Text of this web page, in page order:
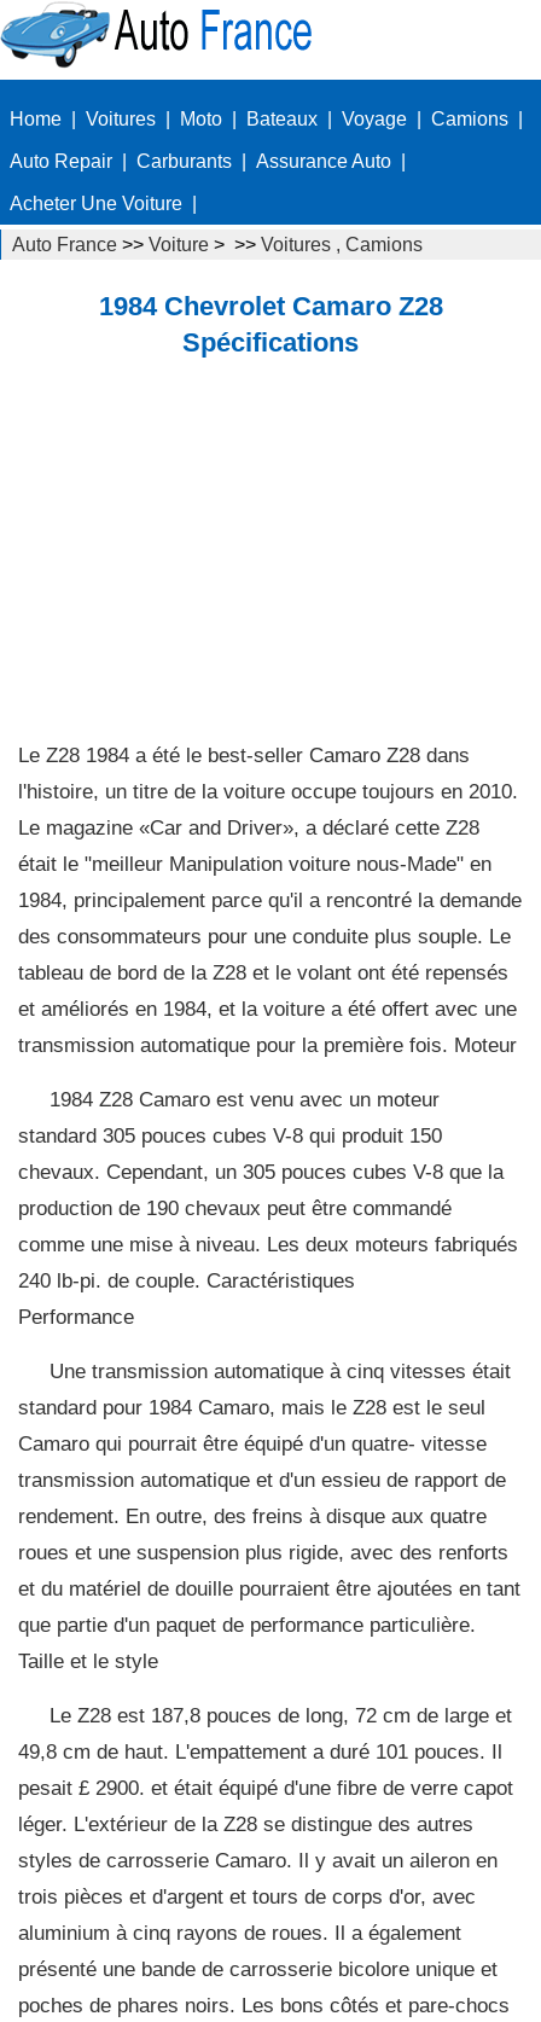
Home Voitures Moto Bateaux Voyage Camions
Auto Repair Carburants Assurance Auto
Acheter Une Voiture
Auto France >> Voiture > >> Voitures , Camions
1984 Chevrolet Camaro Z28
Spécifications
Le Z28 1984 a été le best-seller Camaro Z28 dans
l'histoire, un titre de la voiture occupe toujours en 2010.
Le magazine «Car and Driver», a déclaré cette Z28
était le "meilleur Manipulation voiture nous-Made" en
1984, principalement parce qu'il a rencontré la demande
des consommateurs pour une conduite plus souple. Le
tableau de bord de la Z28 et le volant ont été repensés
et améliorés en 1984, et la voiture a été offert avec une
transmission automatique pour la première fois. Moteur
1984 Z28 Camaro est venu avec un moteur
standard 305 pouces cubes V-8 qui produit 150
chevaux. Cependant, un 305 pouces cubes V-8 que la
production de 190 chevaux peut être commandé
comme une mise à niveau. Les deux moteurs fabriqués
240 lb-pi. de couple. Caractéristiques
Performance
Une transmission automatique à cinq vitesses était
standard pour 1984 Camaro, mais le Z28 est le seul
Camaro qui pourrait être équipé d'un quatre- vitesse
transmission automatique et d'un essieu de rapport de
rendement. En outre, des freins à disque aux quatre
roues et une suspension plus rigide, avec des renforts
et du matériel de douille pourraient être ajoutées en tant
que partie d'un paquet de performance particulière.
Taille et le style
Le Z28 est 187,8 pouces de long, 72 cm de large et
49,8 cm de haut. L'empattement a duré 101 pouces. Il
pesait £ 2900. et était équipé d'une fibre de verre capot
léger. L'extérieur de la Z28 se distingue des autres
styles de carrosserie Camaro. Il y avait un aileron en
trois pièces et d'argent et tours de corps d'or, avec
aluminium à cinq rayons de roues. Il a également
présenté une bande de carrosserie bicolore unique et
poches de phares noirs. Les bons côtés et pare-chocs